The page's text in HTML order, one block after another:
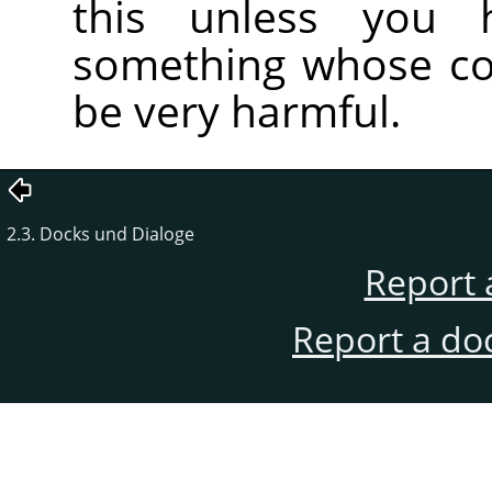
this unless you
something whose
be very harmful.
2.3. Docks und Dialoge
Report
Report a